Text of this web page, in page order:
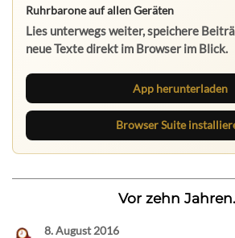
Ruhrbarone auf allen Geräten
Lies unterwegs weiter, speichere
neue Texte direkt im Browser im Blick.
App herunterladen
Browser Suite
Vor zehn
8. August 2016